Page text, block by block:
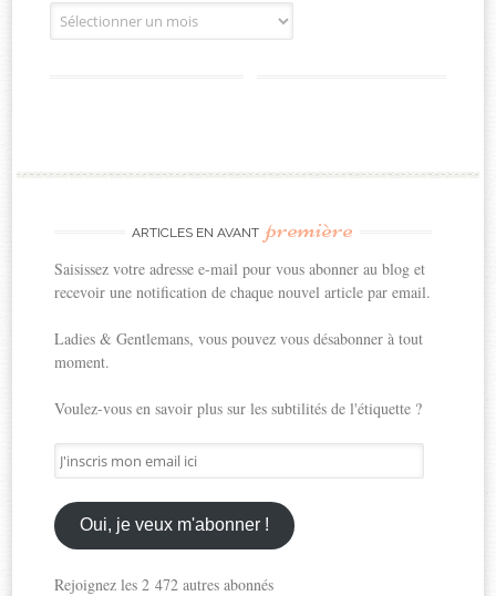
Archives
ARTICLES EN AVANT première
Saisissez votre adresse e-mail pour vous abonner au blog et
recevoir une notification de chaque nouvel article par email.
Ladies & Gentlemans, vous pouvez vous désabonner à tout
moment.
Voulez-vous en savoir plus sur les subtilités de l'étiquette ?
J'inscris
mon
email
ici
Oui, je veux m'abonner !
Rejoignez les 2 472 autres abonnés